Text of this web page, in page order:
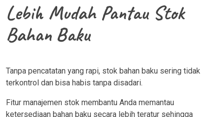
Lebih Mudah Pantau Stok
Bahan Baku
Tanpa pencatatan yang rapi, stok bahan baku sering tidak
terkontrol dan bisa habis tanpa disadari.
Fitur manajemen stok membantu Anda memantau
ketersediaan bahan baku secara lebih teratur sehingga